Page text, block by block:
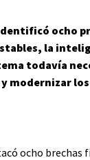
ocho
la
todavía
modernizar
ocho brechas